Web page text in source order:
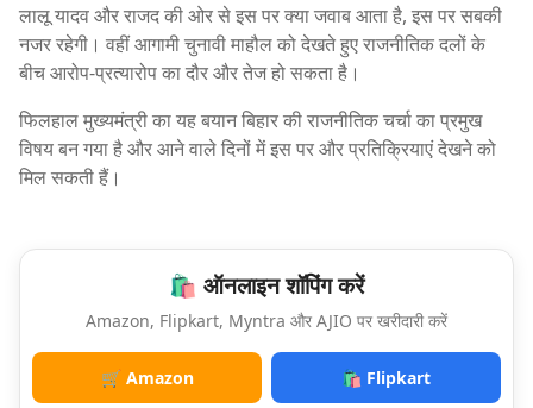
लालू यादव और राजद की ओर से इस पर क्या जवाब आता है, इस पर सबकी
नजर रहेगी। वहीं आगामी चुनावी माहौल को देखते हुए राजनीतिक दलों के
बीच आरोप-प्रत्यारोप का दौर और तेज हो सकता है।
फिलहाल मुख्यमंत्री का यह बयान बिहार की राजनीतिक चर्चा का प्रमुख
विषय बन गया है और आने वाले दिनों में इस पर और प्रतिक्रियाएं देखने को
मिल सकती हैं।
🛍️ ऑनलाइन शॉपिंग करें
Amazon, Flipkart, Myntra और AJIO पर खरीदारी करें
🛒 Amazon 🛍️ Flipkart